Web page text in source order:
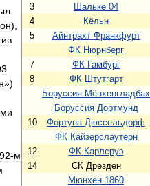
3
Шальке 04
4
Кёльн
5
Айнтрахт Франкфурт
ФК Нюрнберг
7
ФК Гамбург
8
ФК Штутгарт
Боруссия Мёнхенгладбах
Боруссия Дортмунд
10
Фортуна Дюссельдорф
ФК Кайзерслаутерн
12
ФК Карлсруэ
14
СК Дрезден
Мюнхен 1860
),
»)
-м